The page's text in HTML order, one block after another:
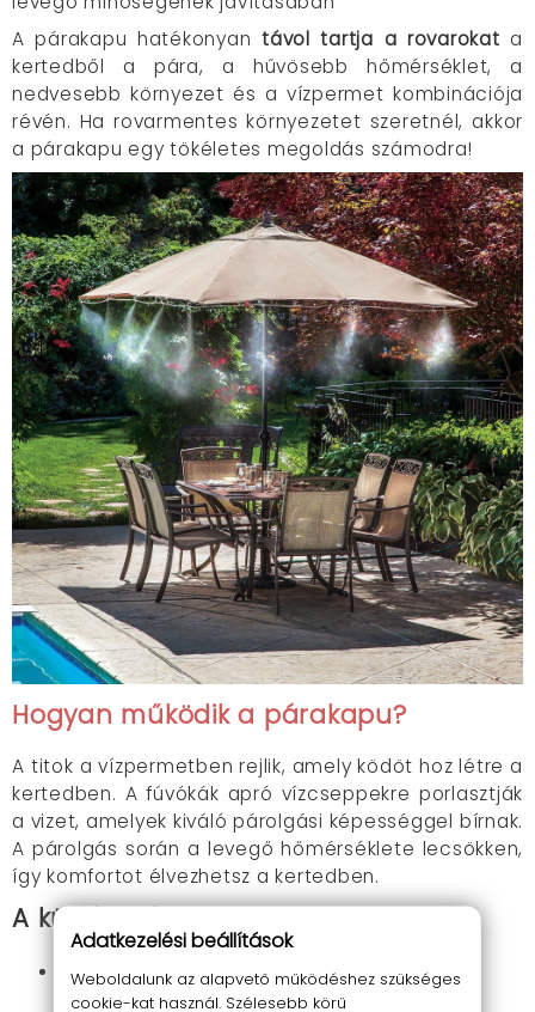
A párakapu hatékonyantávol tartja a rovarokat a
kertedből a pára, a hűvösebb hőmérséklet, a
nedvesebb környezet és a vízpermet kombinációja
révén. Ha rovarmentes környezetet szeretnél, akkor
a párakapu egy tökéletes megoldás számodra!
Hogyan működik a párakapu?
A titok a vízpermetben rejlik, amely ködöt hoz létre a
kertedben. A fúvókák apró vízcseppekre porlasztják
a vizet, amelyek kiváló párolgási képességgel bírnak.
A párolgás során a levegő hőmérséklete lecsökken,
így komfortot élvezhetsz a kertedben.
A kültéri párakapu előnyei
Hűsíti a környezetet:Akár 10°C-kal is
csökkentheti a hőérzetet a kertedben.
Adatkezelési beállítások
Weboldalunk az alapvető működéshez szükséges
cookie-kat használ. Szélesebb körű